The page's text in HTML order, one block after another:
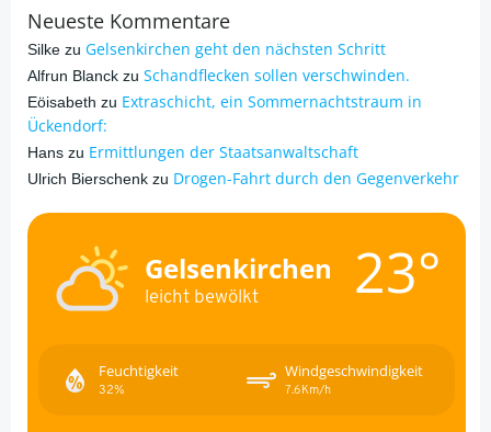
Neueste Kommentare
Silke zu Gelsenkirchen geht den nächsten Schritt
Alfrun Blanck zu Schandflecken sollen verschwinden.
Eöisabeth zu Extraschicht, ein Sommernachtstraum in
Ückendorf:
Hans zu Ermittlungen der Staatsanwaltschaft
Ulrich Bierschenk zu Drogen-Fahrt durch den Gegenverkehr
Gelsenkirchen
leicht bewölkt 23°
Feuchtigkeit
32%
Windgeschwindigkeit
7.6Km/h